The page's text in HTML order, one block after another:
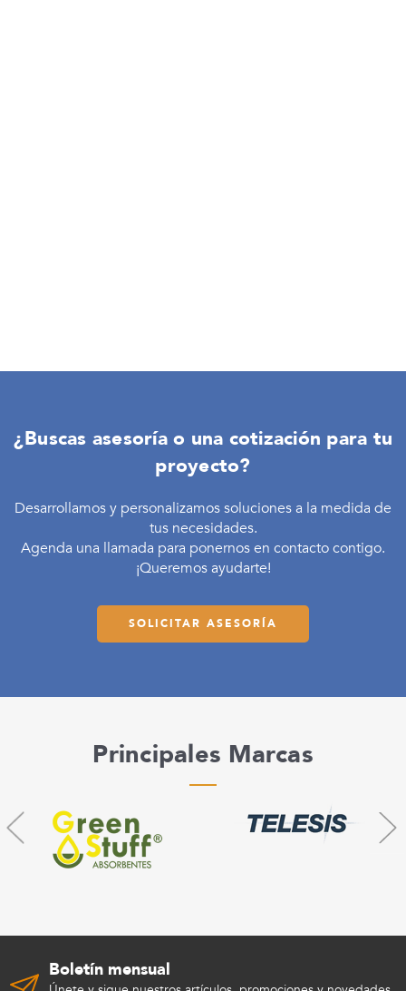
¿Buscas asesoría o una cotización para tu
proyecto?
Desarrollamos y personalizamos soluciones a la medida de
tus necesidades.
Agenda una llamada para ponernos en contacto contigo.
¡Queremos ayudarte!
SOLICITAR ASESORÍA
Principales Marcas
Boletín mensual